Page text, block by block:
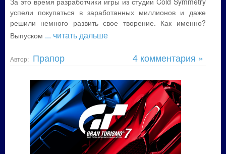
успели покупаться в заработанных миллионов и даже
решили немного развить свое творение. Как именно?
Выпуском ... читать дальше
Автор: Прапор 4 комментария »